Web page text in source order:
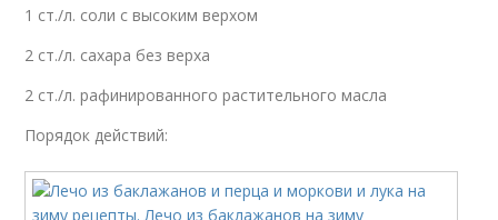
1 ст./л. соли с высоким верхом
2 ст./л. сахара без верха
2 ст./л. рафинированного растительного масла
Порядок действий: